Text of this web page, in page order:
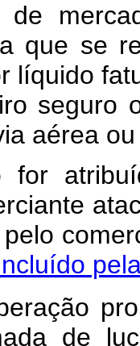
que se
líquido
seguro
aérea
for
de